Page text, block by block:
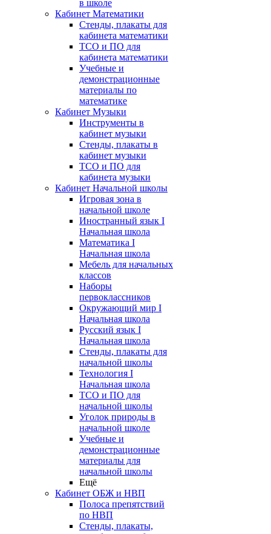
в школе
Кабинет Математики
Стенды, плакаты для
кабинета математики
ТСО и ПО для
кабинета математики
Учебные и
демонстрационные
материалы по
математике
Кабинет Музыки
Инструменты в
кабинет музыки
Стенды, плакаты в
кабинет музыки
ТСО и ПО для
кабинета музыки
Кабинет Начальной школы
Игровая зона в
начальной школе
Иностранный язык I
Начальная школа
Математика I
Начальная школа
Мебель для начальных
классов
Наборы
первоклассников
Окружающий мир I
Начальная школа
Русский язык I
Начальная школа
Стенды, плакаты для
начальной школы
Технология I
Начальная школа
ТСО и ПО для
начальной школы
Уголок природы в
начальной школе
Учебные и
демонстрационные
материалы для
начальной школы
Ещё
Кабинет ОБЖ и НВП
Полоса препятствий
по НВП
Стенды, плакаты,